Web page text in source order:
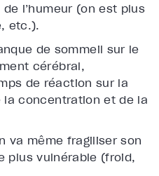
l’humeur (on est plus
etc.).
de sommeil sur le
cérébral,
de réaction sur la
la concentration et de la
va même fragiliser son
plus vulnérable (froid,